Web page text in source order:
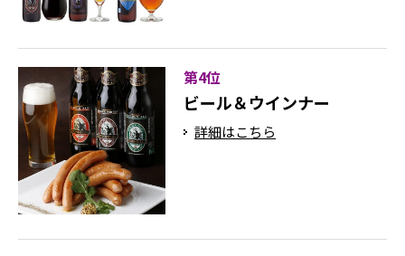
第4位
ビール＆ウインナー
詳細はこちら